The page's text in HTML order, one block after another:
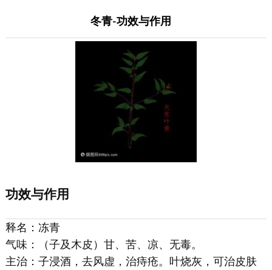
冬青-功效与作用
功效与作用
释名：冻青
气味：（子及木皮）甘、苦、凉、无毒。
主治：子浸酒，去风虚，治痔疮。叶烧灰，可治皮肤